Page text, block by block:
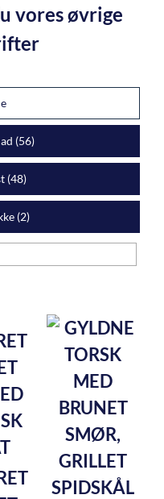
vores øvrige
(56)
(48)
(2)